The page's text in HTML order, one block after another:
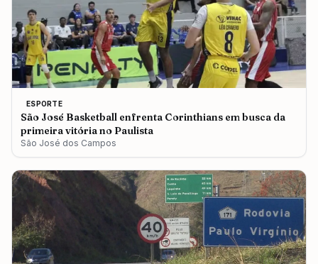
ESPORTE
São José Basketball enfrenta Corinthians em busca da
primeira vitória no Paulista
São José dos Campos